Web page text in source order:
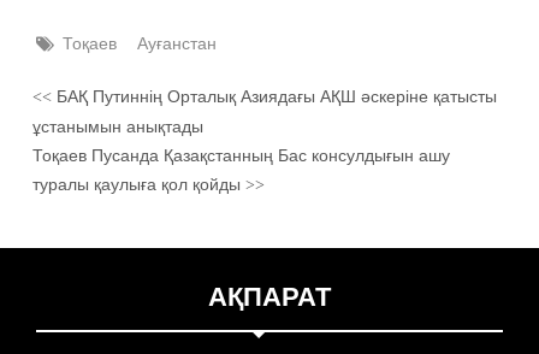
Тоқаев Ауғанстан
<<БАҚ Путиннің Орталық Азиядағы АҚШ әскеріне қатысты
ұстанымын анықтады
Тоқаев Пусанда Қазақстанның Бас консулдығын ашу
туралы қаулыға қол қойды >>
АҚПАРАТ